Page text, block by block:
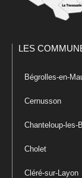
LES
Bégrolles-en-
Cernusson
Chanteloup-les-
Cholet
Cléré-sur-Layon